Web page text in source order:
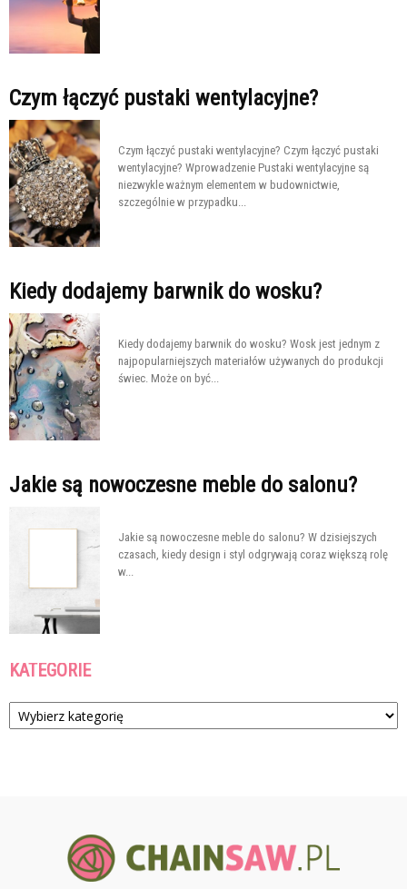
Czym łączyć pustaki wentylacyjne?
Czym łączyć pustaki wentylacyjne? Czym łączyć pustaki
wentylacyjne? Wprowadzenie Pustaki wentylacyjne są
niezwykle ważnym elementem w budownictwie,
szczególnie w przypadku...
Kiedy dodajemy barwnik do wosku?
Kiedy dodajemy barwnik do wosku? Wosk jest jednym z
najpopularniejszych materiałów używanych do produkcji
świec. Może on być...
Jakie są nowoczesne meble do salonu?
Jakie są nowoczesne meble do salonu? W dzisiejszych
czasach, kiedy design i styl odgrywają coraz większą rolę
w...
KATEGORIE
Kategorie